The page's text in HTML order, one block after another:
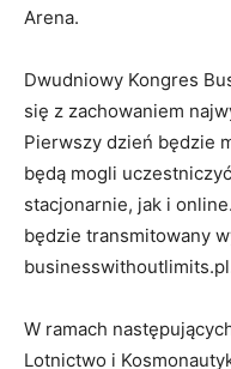
Arena.
Dwudniowy Kongres
się z zachowaniem
Pierwszy dzień będzie
będą mogli
stacjonarnie, jak i
będzie transmitowany
W ramach
Lotnictwo i